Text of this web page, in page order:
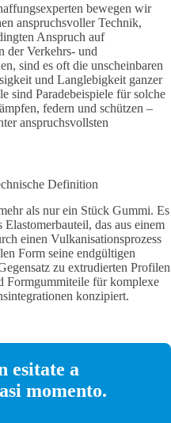
bewegen wir
anspruchsvoller Technik,
Anspruch auf
der Verkehrs- und
sind es oft die unscheinbaren
und Langlebigkeit ganzer
sind Paradebeispiele für solche
federn und schützen –
anspruchsvollsten
Definition
als nur ein Stück Gummi. Es
das aus einem
einen Vulkanisationsprozess
Form seine endgültigen
zu extrudierten Profilen
Formgummiteile für komplexe
konzipiert.
esitate a
momento.